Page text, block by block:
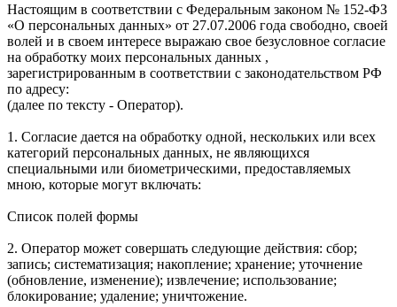
Настоящим в соответствии с Федеральным законом № 152-ФЗ
«О персональных данных» от 27.07.2006 года свободно, своей
волей и в своем интересе выражаю свое безусловное согласие
на обработку моих персональных данных ,
зарегистрированным в соответствии с законодательством РФ
по адресу:
(далее по тексту - Оператор).
1. Согласие дается на обработку одной, нескольких или всех
категорий персональных данных, не являющихся
специальными или биометрическими, предоставляемых
мною, которые могут включать:
Список полей формы
2. Оператор может совершать следующие действия: сбор;
запись; систематизация; накопление; хранение; уточнение
(обновление, изменение); извлечение; использование;
блокирование; удаление; уничтожение.